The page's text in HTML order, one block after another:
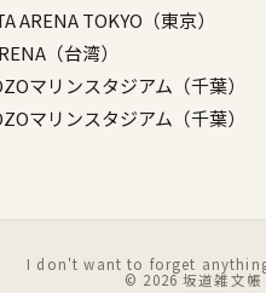
ARENA TOKYO（東京）
（台湾）
マリンスタジアム（千葉）
マリンスタジアム（千葉）
I don't want to forget
© 2026坂道雑文帳